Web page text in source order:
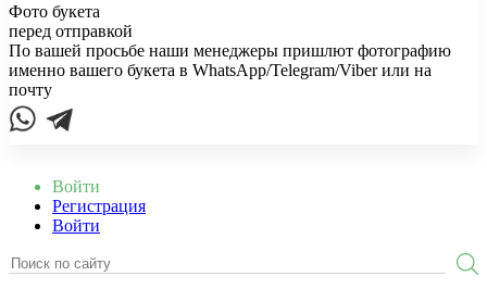
Фото букета
перед отправкой
По вашей просьбе наши менеджеры пришлют фотографию
именно вашего букета в WhatsApp/Telegram/Viber или на
почту
Войти
Регистрация
Войти